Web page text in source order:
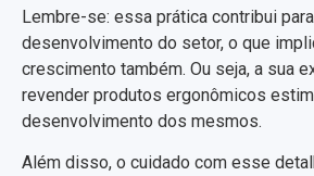
Lembre-se: essa prática contribui
desenvolvimento do setor, o que
crescimento também. Ou seja, a sua
revender produtos ergonômicos
desenvolvimento dos mesmos.
Além disso, o cuidado com esse